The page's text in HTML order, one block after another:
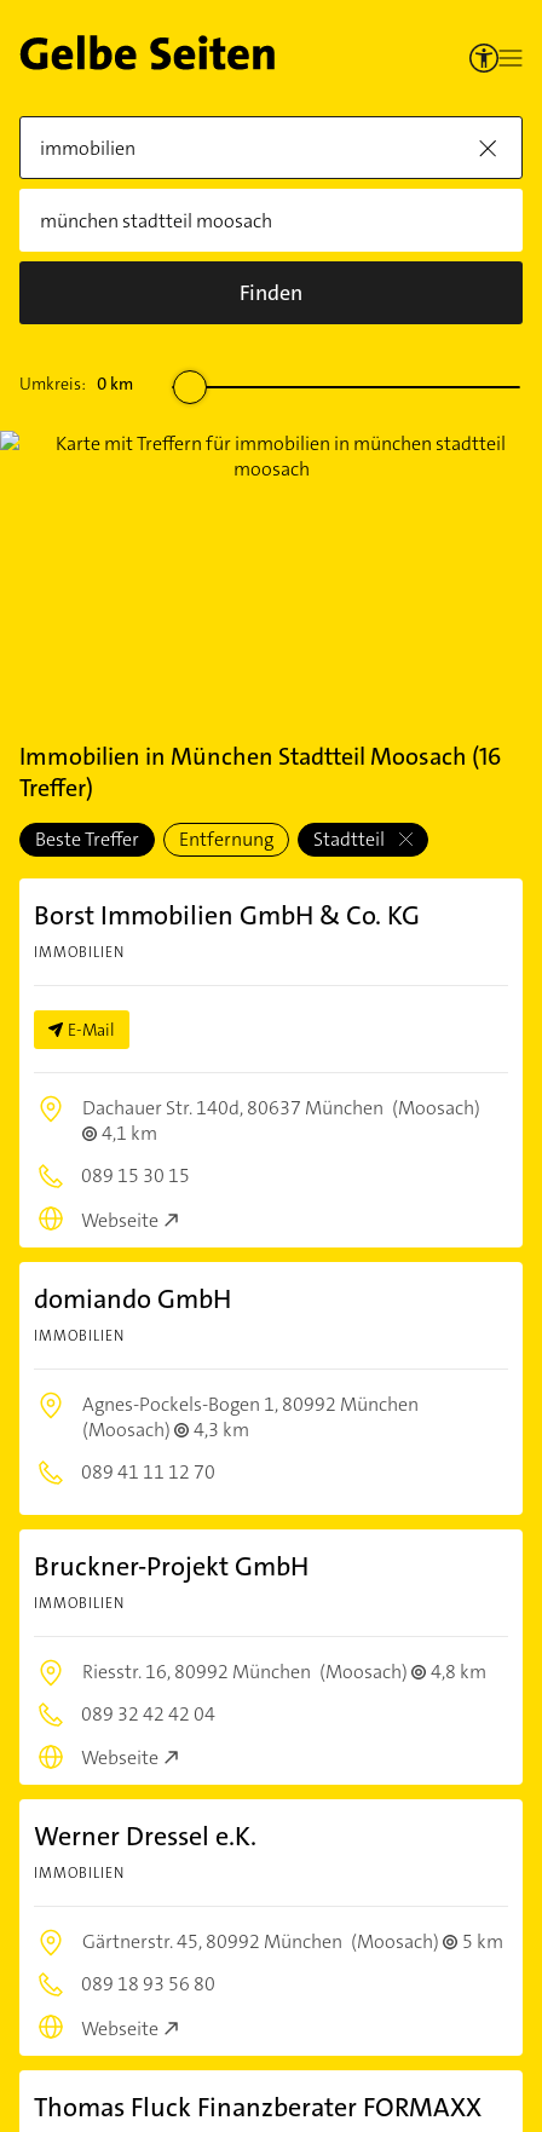
Finden
Umkreis: 0 km
Immobilien in München Stadtteil Moosach (16
Treffer)
Beste Treffer Entfernung Stadtteil
Borst Immobilien GmbH & Co. KG
IMMOBILIEN
E-Mail
Dachauer Str. 140d,80637 München (Moosach)
4,1 km
089 15 30 15
Webseite
domiando GmbH
IMMOBILIEN
Agnes-Pockels-Bogen 1,80992 München
(Moosach)
4,3 km
089 41 11 12 70
Bruckner-Projekt GmbH
IMMOBILIEN
Riesstr. 16,80992 München (Moosach)
4,8 km
089 32 42 42 04
Webseite
Werner Dressel e.K.
IMMOBILIEN
Gärtnerstr. 45,80992 München (Moosach)
5 km
089 18 93 56 80
Webseite
Thomas Fluck Finanzberater FORMAXX